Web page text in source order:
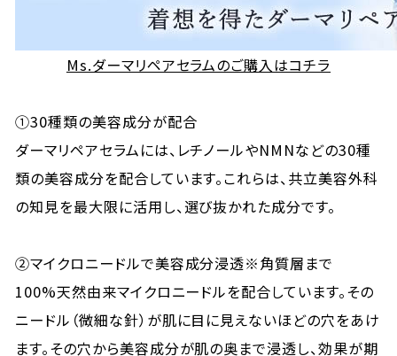
Ms.ダーマリペアセラムのご購入はコチラ
①30種類の美容成分が配合
ダーマリペアセラムには、レチノールやNMNなどの30種
類の美容成分を配合しています。これらは、共立美容外科
の知見を最大限に活用し、選び抜かれた成分です。
②マイクロニードルで美容成分浸透※角質層まで
100%天然由来マイクロニードルを配合しています。その
ニードル（微細な針）が肌に目に見えないほどの穴をあけ
ます。その穴から美容成分が肌の奥まで浸透し、効果が期